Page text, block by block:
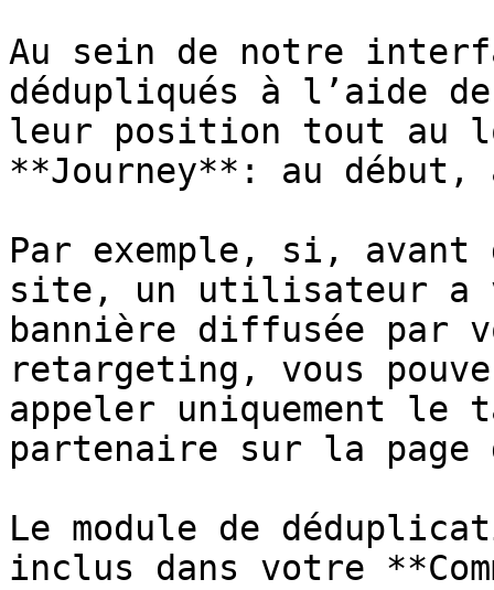
Au sein de notre
dédupliqués à l’aide
leur position tout au
**Journey**: au
Par exemple, si,
site, un utilisateur a
bannière diffusée par
retargeting, vous
appeler uniquement le
partenaire sur la page
Le module de
inclus dans votre